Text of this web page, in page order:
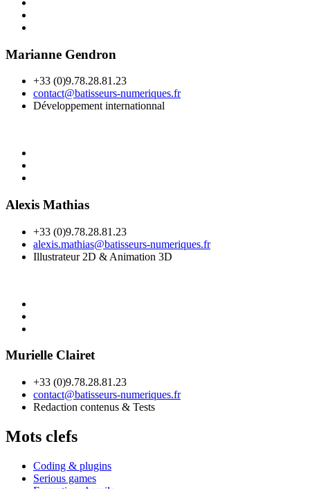
Marianne Gendron
+33 (0)9.78.28.81.23
contact@batisseurs-numeriques.fr
Développement internationnal
Alexis Mathias
+33 (0)9.78.28.81.23
alexis.mathias@batisseurs-numeriques.fr
Illustrateur 2D & Animation 3D
Murielle Clairet
+33 (0)9.78.28.81.23
contact@batisseurs-numeriques.fr
Redaction contenus & Tests
Mots clefs
Coding & plugins
Serious games